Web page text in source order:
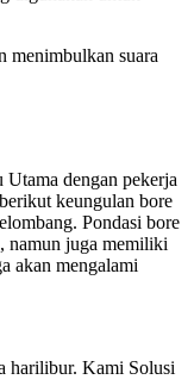
menimbulkan suara
dengan pekerja
keungulan bore
Pondasi bore
namun juga memiliki
akan mengalami
harilibur. Kami Solusi